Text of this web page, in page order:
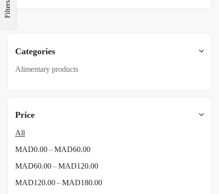
Categories
Alimentary products
Price
All
MAD0.00–MAD60.00
MAD60.00–MAD120.00
MAD120.00–MAD180.00
Filters